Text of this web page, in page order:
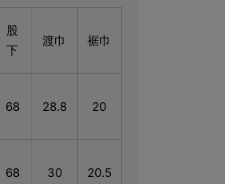
股
下
渡巾 裾巾
68 28.8 20
68 30 20.5